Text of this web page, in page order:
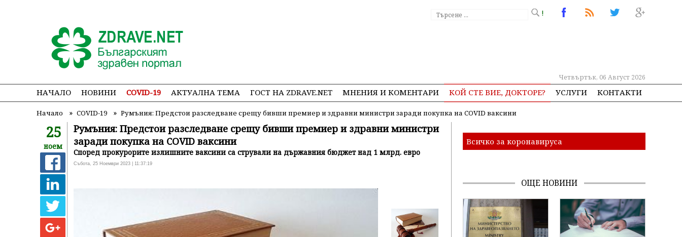
!
Четвъртък, 06 Август 2026
НАЧАЛО НОВИНИ COVID-19 АКТУАЛНА ТЕМА ГОСТ НА ZDRAVE.NET МНЕНИЯ И КОМЕНТАРИ КОЙ СТЕ ВИЕ, ДОКТОРЕ? УСЛУГИ КОНТАКТИ
Начало » COVID-19 » Румъния: Предстои разследване срещу бивши премиер и здравни министри заради покупка на COVID ваксини
25
ноем
Румъния: Предстои разследване срещу бивши премиер и здравни министри
заради покупка на COVID ваксини
Според прокурорите излишните ваксини са стрували на държавния бюджет над 1 млрд. евро
Събота, 25 Ноември 2023 | 11:37:19
Всичко за коронавируса
ОЩЕ НОВИНИ